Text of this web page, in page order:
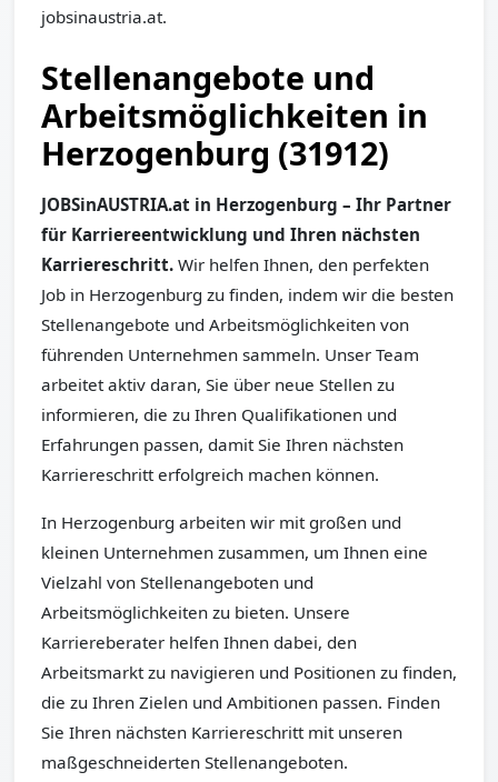
jobsinaustria.at.
Stellenangebote und
Arbeitsmöglichkeiten in
Herzogenburg (31912)
JOBSinAUSTRIA.at in Herzogenburg – Ihr Partner
für Karriereentwicklung und Ihren nächsten
Karriereschritt. Wir helfen Ihnen, den perfekten
Job in Herzogenburg zu finden, indem wir die besten
Stellenangebote und Arbeitsmöglichkeiten von
führenden Unternehmen sammeln. Unser Team
arbeitet aktiv daran, Sie über neue Stellen zu
informieren, die zu Ihren Qualifikationen und
Erfahrungen passen, damit Sie Ihren nächsten
Karriereschritt erfolgreich machen können.
In Herzogenburg arbeiten wir mit großen und
kleinen Unternehmen zusammen, um Ihnen eine
Vielzahl von Stellenangeboten und
Arbeitsmöglichkeiten zu bieten. Unsere
Karriereberater helfen Ihnen dabei, den
Arbeitsmarkt zu navigieren und Positionen zu finden,
die zu Ihren Zielen und Ambitionen passen. Finden
Sie Ihren nächsten Karriereschritt mit unseren
maßgeschneiderten Stellenangeboten.